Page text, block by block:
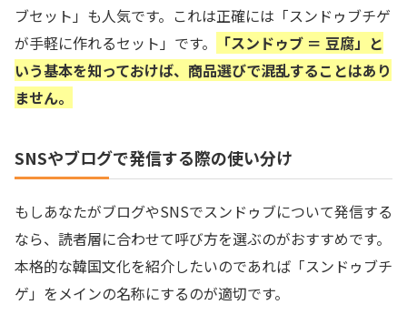
ブセット」も人気です。これは正確には「スンドゥブチゲ
が手軽に作れるセット」です。
「スンドゥブ ＝ 豆腐」と
いう基本を知っておけば、商品選びで混乱することはあり
ません。
SNSやブログで発信する際の使い分け
もしあなたがブログやSNSでスンドゥブについて発信する
なら、読者層に合わせて呼び方を選ぶのがおすすめです。
本格的な韓国文化を紹介したいのであれば「スンドゥブチ
ゲ」をメインの名称にするのが適切です。